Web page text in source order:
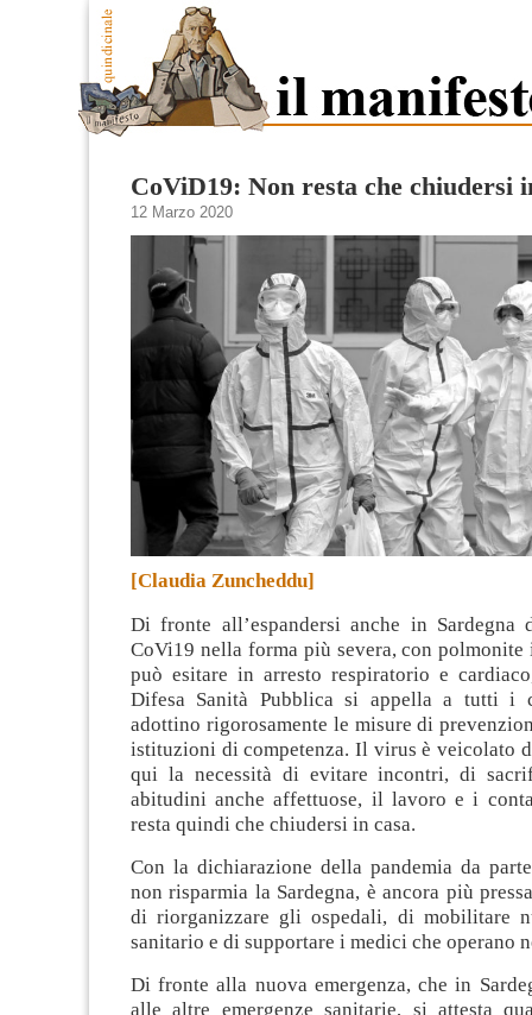
CoViD19: Non resta che chiudersi
12 Marzo 2020
[Claudia Zuncheddu]
Di fronte all’espandersi anche in Sardegna
CoVi19 nella forma più severa, con polmonite
può esitare in arresto respiratorio e
Difesa Sanità Pubblica si appella a tutti i
adottino rigorosamente le misure di
istituzioni di competenza. Il virus è veicolato
qui la necessità di evitare incontri, di
abitudini anche affettuose, il lavoro e i
resta quindi che chiudersi in casa.
Con la dichiarazione della pandemia da
non risparmia la Sardegna, è ancora più
di riorganizzare gli ospedali, di mobilitare
sanitario e di supportare i medici che operano
Di fronte alla nuova emergenza, che in
alle altre emergenze sanitarie, si attesta